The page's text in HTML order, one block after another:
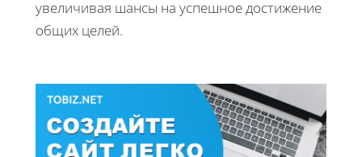
увеличивая шансы на успешное достижение
общих целей.